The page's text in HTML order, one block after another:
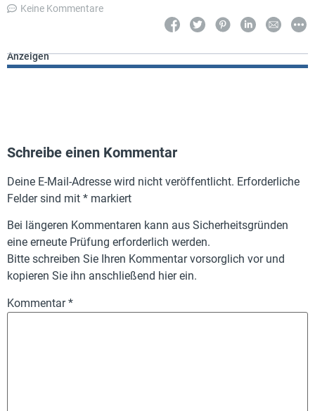
Keine Kommentare
Anzeigen
Schreibe einen Kommentar
Deine E-Mail-Adresse wird nicht veröffentlicht. Erforderliche
Felder sind mit * markiert
Bei längeren Kommentaren kann aus Sicherheitsgründen
eine erneute Prüfung erforderlich werden.
Bitte schreiben Sie Ihren Kommentar vorsorglich vor und
kopieren Sie ihn anschließend hier ein.
Kommentar*